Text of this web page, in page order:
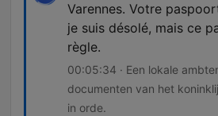
Varennes. Votre
je suis désolé, mais ce
règle.
00:05:34 · Een lokale
documenten van het
in orde.